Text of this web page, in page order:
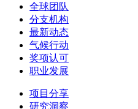
全球团队
分支机构
最新动态
气候行动
奖项认可
职业发展
项目分享
研究洞察